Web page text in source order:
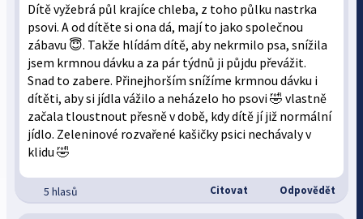
Dítě vyžebrá půl krajíce chleba, z toho půlku nastrka
psovi. A od dítěte si ona dá, mají to jako společnou
zábavu 😇. Takže hlídám dítě, aby nekrmilo psa, snížila
jsem krmnou dávku a za pár týdnů ji půjdu převážit.
Snad to zabere. Přinejhorším snížíme krmnou dávku i
dítěti, aby si jídla vážilo a neházelo ho psovi 🤣 vlastně
začala tloustnout přesně v době, kdy dítě jí již normální
jídlo. Zeleninové rozvařené kašičky psici nechávaly v
klidu 🤣
5 hlasů Citovat Odpovědět